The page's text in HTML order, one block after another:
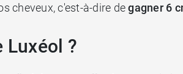
cheveux, c'est-à-dire degagner 6
Luxéol ?